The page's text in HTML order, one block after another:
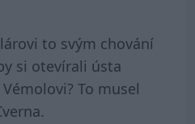
to svým chování
si otevírali ústa
To musel